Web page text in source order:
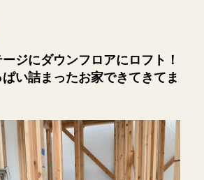
ジにダウンフロアにロフト！
い詰まったお家できてきてま